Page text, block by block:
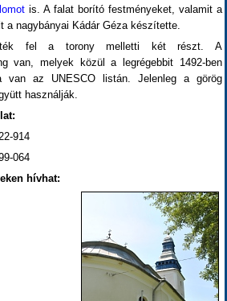
is. A falat borító festményeket, valamit a
a nagybányai Kádár Géza készítette.
fel a torony melletti két részt. A
van, melyek közül a legrégebbit 1492-ben
van az UNESCO listán. Jelenleg a görög
használják.
914
064
hívhat: